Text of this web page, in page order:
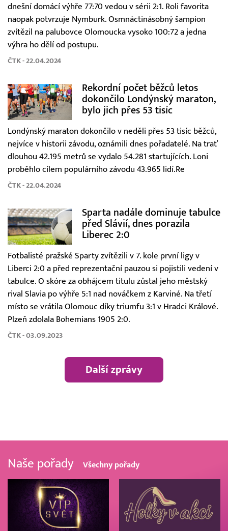
dnešní domácí výhře 77:70 vedou v sérii 2:1. Roli favorita
naopak potvrzuje Nymburk. Osmnáctinásobný šampion
zvítězil na palubovce Olomoucka vysoko 100:72 a jedna
výhra ho dělí od postupu.
ČTK - 22.04.2024
Rekordní počet běžců letos
dokončilo Londýnský maraton,
bylo jich přes 53 tisíc
Londýnský maraton dokončilo v neděli přes 53 tisíc běžců,
nejvíce v historii závodu, oznámili dnes pořadatelé. Na trať
dlouhou 42.195 metrů se vydalo 54.281 startujících. Loni
proběhlo cílem populárního závodu 43.965 lidí.Re
ČTK - 22.04.2024
Sparta nadále dominuje tabulce
před Slávií, dnes porazila
Liberec 2:0
Fotbalisté pražské Sparty zvítězili v 7. kole první ligy v
Liberci 2:0 a před reprezentační pauzou si pojistili vedení v
tabulce. O skóre za obhájcem titulu zůstal jeho městský
rival Slavia po výhře 5:1 nad nováčkem z Karviné. Na třetí
místo se vrátila Olomouc díky triumfu 3:1 v Hradci Králové.
Plzeň zdolala Bohemians 1905 2:0.
ČTK - 03.09.2023
Další zprávy
Naše pořady Všechny pořady